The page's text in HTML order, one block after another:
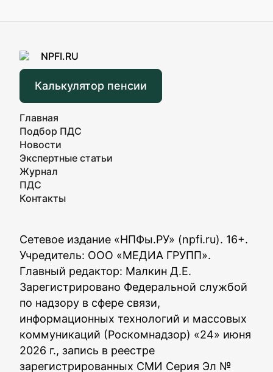
Калькулятор пенсии
Главная
Подбор ПДС
Новости
Экспертные статьи
Журнал
ПДС
Контакты
Сетевое издание «НПФы.РУ» (npfi.ru). 16+.
Учредитель: ООО «МЕДИА ГРУПП».
Главный редактор: Малкин Д.Е.
Зарегистрировано Федеральной службой
по надзору в сфере связи,
информационных технологий и массовых
коммуникаций (Роскомнадзор) «24» июня
2026 г., запись в реестре
зарегистрированных СМИ Серия Эл №